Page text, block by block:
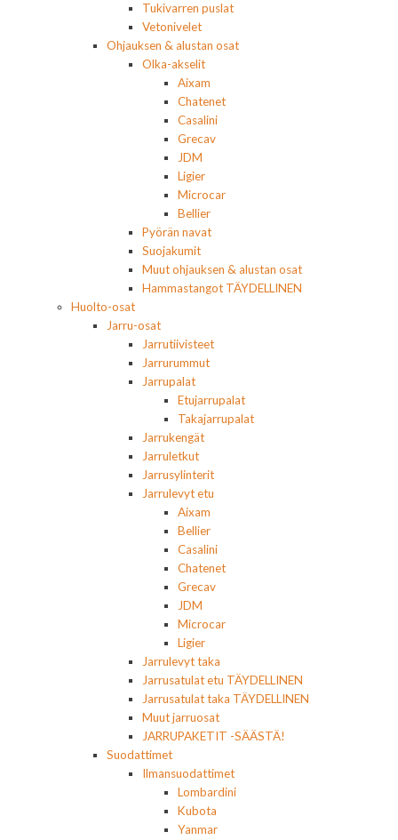
Tukivarren puslat
Vetonivelet
Ohjauksen & alustan osat
Olka-akselit
Aixam
Chatenet
Casalini
Grecav
JDM
Ligier
Microcar
Bellier
Pyörän navat
Suojakumit
Muut ohjauksen & alustan osat
Hammastangot TÄYDELLINEN
Huolto-osat
Jarru-osat
Jarrutiivisteet
Jarrurummut
Jarrupalat
Etujarrupalat
Takajarrupalat
Jarrukengät
Jarruletkut
Jarrusylinterit
Jarrulevyt etu
Aixam
Bellier
Casalini
Chatenet
Grecav
JDM
Microcar
Ligier
Jarrulevyt taka
Jarrusatulat etu TÄYDELLINEN
Jarrusatulat taka TÄYDELLINEN
Muut jarruosat
JARRUPAKETIT -SÄÄSTÄ!
Suodattimet
Ilmansuodattimet
Lombardini
Kubota
Yanmar